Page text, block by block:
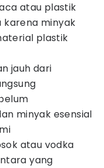
atau plastik
karena minyak
plastik
jauh dari
minyak esensial
atau vodka
yang